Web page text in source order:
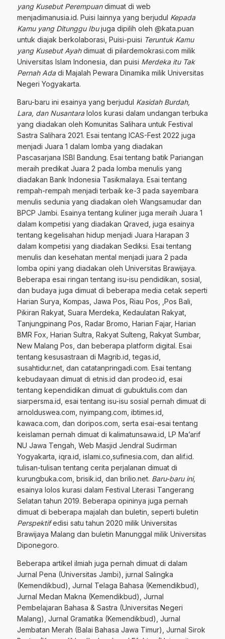
yang Kusebut Perempuandimuat di web
menjadimanusia.id. Puisi lainnya yang berjudul Kepada
Kamu yang Ditunggu Ibujuga dipilih oleh @kata.puan
untuk diajak berkolaborasi, Puisi-puisi Teruntuk Kamu
yang Kusebut Ayahdimuat di pilardemokrasi.com milik
Universitas Islam Indonesia, dan puisi Merdeka itu Tak
Pernah Adadi Majalah Pewara Dinamika milik Universitas
Negeri Yogyakarta.
Baru-baru ini esainya yang berjudul Kasidah Burdah,
Lara, dan Nusantaralolos kurasi dalam undangan terbuka
yang diadakan oleh Komunitas Salihara untuk Festival
Sastra Salihara 2021. Esai tentang ICAS-Fest 2022 juga
menjadi Juara 1 dalam lomba yang diadakan
Pascasarjana ISBI Bandung. Esai tentang batik Pariangan
meraih predikat Juara 2 pada lomba menulis yang
diadakan Bank Indonesia Tasikmalaya. Esai tentang
rempah-rempah menjadi terbaik ke-3 pada sayembara
menulis sedunia yang diadakan oleh Wangsamudar dan
BPCP Jambi. Esainya tentang kuliner juga meraih Juara 1
dalam kompetisi yang diadakan Qraved, juga esainya
tentang kegelisahan hidup menjadi Juara Harapan 3
dalam kompetisi yang diadakan Sediksi. Esai tentang
menulis dan kesehatan mental menjadi juara 2 pada
lomba opini yang diadakan oleh Universitas Brawijaya.
Beberapa esai ringan tentang isu-isu pendidikan, sosial,
dan budaya juga dimuat di beberapa media cetak seperti
Harian Surya, Kompas, Jawa Pos, Riau Pos, ,Pos Bali,
Pikiran Rakyat, Suara Merdeka, Kedaulatan Rakyat,
Tanjungpinang Pos, Radar Bromo, Harian Fajar, Harian
BMR Fox, Harian Sultra, Rakyat Sulteng, Rakyat Sumbar,
New Malang Pos, dan beberapa platform digital. Esai
tentang kesusastraan di Magrib.id, tegas.id,
susahtidur.net, dan catatanpringadi.com. Esai tentang
kebudayaan dimuat di etnis.id dan prodeo.id, esai
tentang kependidikan dimuat di gubuktulis.com dan
siarpersma.id, esai tentang isu-isu sosial pernah dimuat di
arnolduswea.com, nyimpang.com, ibtimes.id,
kawaca.com, dan doripos.com, serta esai-esai tentang
keislaman pernah dimuat di kalimatunsawa.id, LP Ma’arif
NU Jawa Tengah, Web Masjid Jendral Sudirman
Yogyakarta, iqra.id, islami.co,sufinesia.com, dan alif.id.
tulisan-tulisan tentang cerita perjalanan dimuat di
kurungbuka.com, brisik.id, dan brilio.net. Baru-baru ini,
esainya lolos kurasi dalam Festival Literasi Tangerang
Selatan tahun 2019. Beberapa opininya juga pernah
dimuat di beberapa majalah dan buletin, seperti buletin
Perspektifedisi satu tahun 2020 milik Universitas
Brawijaya Malang dan buletin Manunggal milik Universitas
Diponegoro.
Beberapa artikel ilmiah juga pernah dimuat di dalam
Jurnal Pena (Universitas Jambi), jurnal Salingka
(Kemendikbud), Jurnal Telaga Bahasa (Kemendikbud),
Jurnal Medan Makna (Kemendikbud), Jurnal
Pembelajaran Bahasa & Sastra (Universitas Negeri
Malang), Jurnal Gramatika (Kemendikbud), Jurnal
Jembatan Merah (Balai Bahasa Jawa Timur), Jurnal Sirok